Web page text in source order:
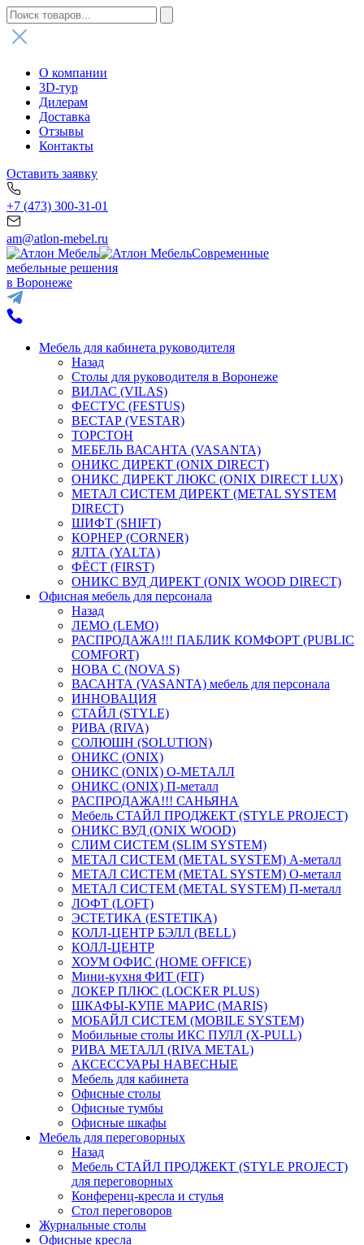
О компании
3D-тур
Дилерам
Доставка
Отзывы
Контакты
Оставить заявку
+7 (473) 300-31-01
am@atlon-mebel.ru
Современные
мебельные решения
в Воронеже
Мебель для кабинета руководителя
Назад
Столы для руководителя в Воронеже
ВИЛАС (VILAS)
ФЕСТУС (FESTUS)
ВЕСТАР (VESTAR)
ТОРСТОН
МЕБЕЛЬ ВАСАНТА (VASANTA)
ОНИКС ДИРЕКТ (ONIX DIRECT)
ОНИКС ДИРЕКТ ЛЮКС (ONIX DIRECT LUX)
МЕТАЛ СИСТЕМ ДИРЕКТ (METAL SYSTEM
DIRECT)
ШИФТ (SHIFT)
КОРНЕР (CORNER)
ЯЛТА (YALTA)
ФЁСТ (FIRST)
ОНИКС ВУД ДИРЕКТ (ONIX WOOD DIRECT)
Офисная мебель для персонала
Назад
ЛЕМО (LEMO)
РАСПРОДАЖА!!! ПАБЛИК КОМФОРТ (PUBLIC
COMFORT)
НОВА С (NOVA S)
ВАСАНТА (VASANTA) мебель для персонала
ИННОВАЦИЯ
СТАЙЛ (STYLE)
РИВА (RIVA)
СОЛЮШН (SOLUTION)
ОНИКС (ONIX)
ОНИКС (ONIX) O-МЕТАЛЛ
ОНИКС (ONIX) П-металл
РАСПРОДАЖА!!! САНЬЯНА
Мебель СТАЙЛ ПРОДЖЕКТ (STYLE PROJECT)
ОНИКС ВУД (ONIX WOOD)
СЛИМ СИСТЕМ (SLIM SYSTEM)
МЕТАЛ СИСТЕМ (METAL SYSTEM) А-металл
МЕТАЛ СИСТЕМ (METAL SYSTEM) О-металл
МЕТАЛ СИСТЕМ (METAL SYSTEM) П-металл
ЛОФТ (LOFT)
ЭСТЕТИКА (ESTETIKA)
КОЛЛ-ЦЕНТР БЭЛЛ (BELL)
КОЛЛ-ЦЕНТР
ХОУМ ОФИС (HOME OFFICE)
Мини-кухня ФИТ (FIT)
ЛОКЕР ПЛЮС (LOCKER PLUS)
ШКАФЫ-КУПЕ МАРИС (MARIS)
МОБАЙЛ СИСТЕМ (MOBILE SYSTEM)
Мобильные столы ИКС ПУЛЛ (X-PULL)
РИВА МЕТАЛЛ (RIVA METAL)
АКСЕССУАРЫ НАВЕСНЫЕ
Мебель для кабинета
Офисные столы
Офисные тумбы
Офисные шкафы
Мебель для переговорных
Назад
Мебель СТАЙЛ ПРОДЖЕКТ (STYLE PROJECT)
для переговорных
Конференц-кресла и стулья
Стол переговоров
Журнальные столы
Офисные кресла